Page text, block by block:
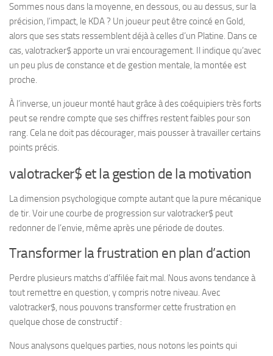
Sommes nous dans la moyenne, en dessous, ou au dessus, sur la
précision, l’impact, le KDA ? Un joueur peut être coincé en Gold,
alors que ses stats ressemblent déjà à celles d’un Platine. Dans ce
cas, valotracker$ apporte un vrai encouragement. Il indique qu’avec
un peu plus de constance et de gestion mentale, la montée est
proche.
À l’inverse, un joueur monté haut grâce à des coéquipiers très forts
peut se rendre compte que ses chiffres restent faibles pour son
rang. Cela ne doit pas décourager, mais pousser à travailler certains
points précis.
valotracker$ et la gestion de la motivation
La dimension psychologique compte autant que la pure mécanique
de tir. Voir une courbe de progression sur valotracker$ peut
redonner de l’envie, même après une période de doutes.
Transformer la frustration en plan d’action
Perdre plusieurs matchs d’affilée fait mal. Nous avons tendance à
tout remettre en question, y compris notre niveau. Avec
valotracker$, nous pouvons transformer cette frustration en
quelque chose de constructif :
Nous analysons quelques parties, nous notons les points qui